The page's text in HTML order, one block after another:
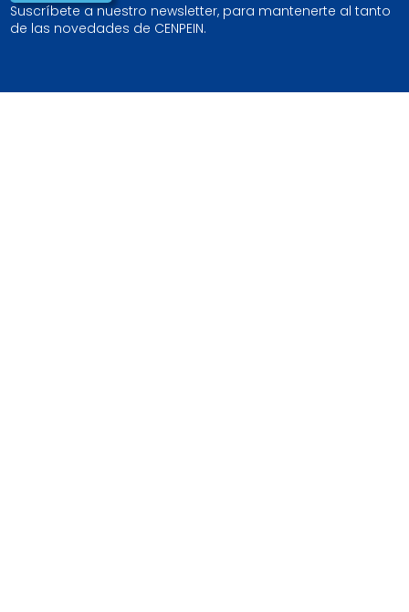
Suscríbete a nuestro newsletter, para mantenerte al tanto
de las novedades de CENPEIN.